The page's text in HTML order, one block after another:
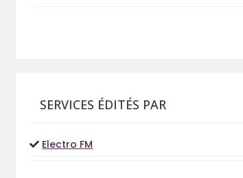
SERVICES ÉDITÉS PAR
Electro FM